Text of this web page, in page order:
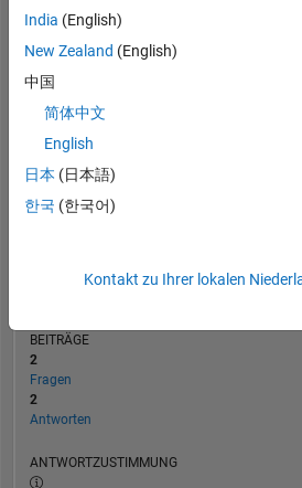
0
RANG
of
REPUTATION
BEITRÄGE
2
Fragen
2
Antworten
ANTWORTZUSTIMMUNG
India (English)
New Zealand (English)
中国
简体中文
English
日本 (日本語)
한국 (한국어)
Kontakt zu Ihrer lokalen